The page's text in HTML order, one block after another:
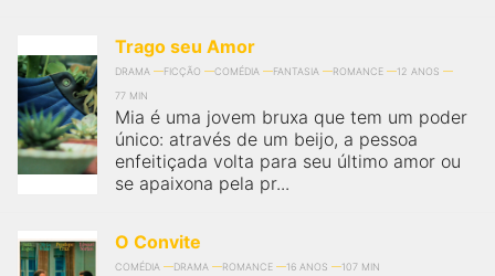
Trago seu Amor
DRAMA FICÇÃO COMÉDIA FANTASIA ROMANCE
12 ANOS
77 MIN
Mia é uma jovem bruxa que tem um poder
único: através de um beijo, a pessoa
enfeitiçada volta para seu último amor ou
se apaixona pela pr...
O Convite
COMÉDIA DRAMA ROMANCE 16 ANOS 107 MIN